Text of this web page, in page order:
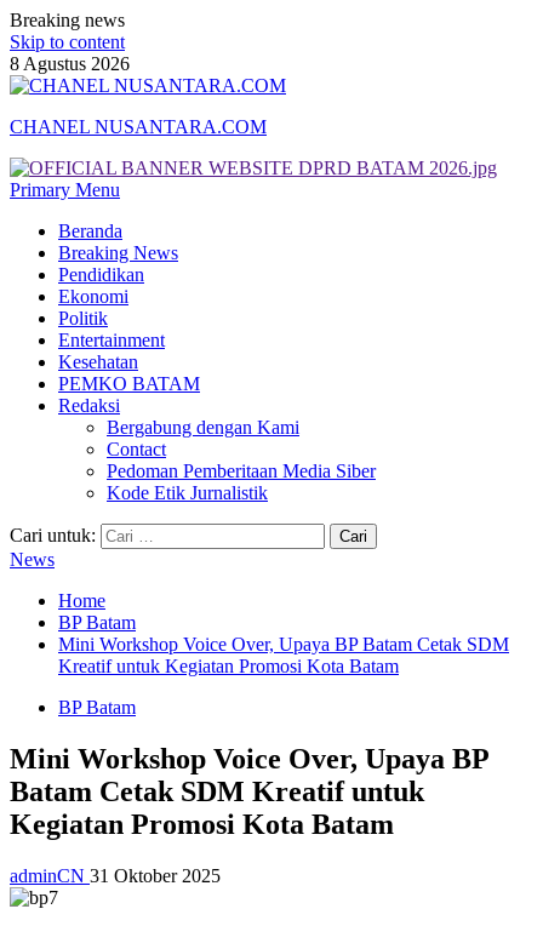
Breaking news
Skip to content
8 Agustus 2026
CHANEL NUSANTARA.COM
Primary Menu
Beranda
Breaking News
Pendidikan
Ekonomi
Politik
Entertainment
Kesehatan
PEMKO BATAM
Redaksi
Bergabung dengan Kami
Contact
Pedoman Pemberitaan Media Siber
Kode Etik Jurnalistik
Cari untuk:
News
Home
BP Batam
Mini Workshop Voice Over, Upaya BP Batam Cetak SDM
Kreatif untuk Kegiatan Promosi Kota Batam
BP Batam
Mini Workshop Voice Over, Upaya BP
Batam Cetak SDM Kreatif untuk
Kegiatan Promosi Kota Batam
adminCN 31 Oktober 2025